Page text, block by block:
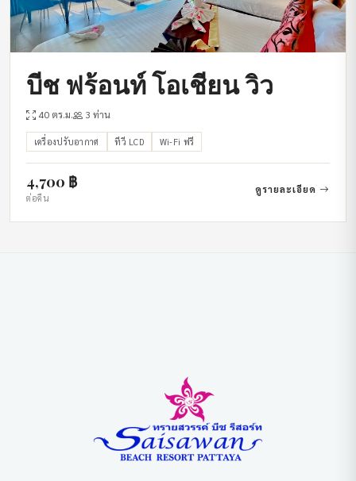
บีช ฟร้อนท์ โอเชียน วิว
40 ตร.ม. 3 ท่าน
เครื่องปรับอากาศ ทีวี LCD Wi-Fi ฟรี
4,700 ฿
ต่อคืน
ดูรายละเอียด